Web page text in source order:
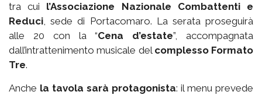
tra cui l’Associazione Nazionale Combattenti e
Reduci, sede di Portacomaro. La serata proseguirà
alle 20 con la “Cena d’estate”, accompagnata
dall’intrattenimento musicale del complesso Formato
Tre.
Anche la tavola sarà protagonista: il menu prevede